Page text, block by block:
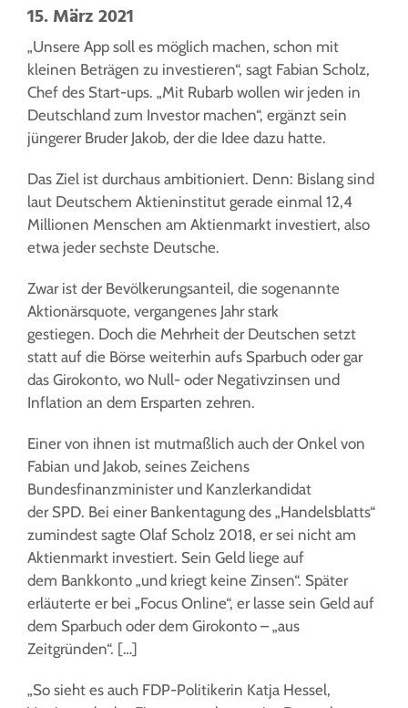
15. März 2021
„Unsere App soll es möglich machen, schon mit
kleinen Beträgen zu investieren“, sagt Fabian Scholz,
Chef des Start-ups. „Mit Rubarb wollen wir jeden in
Deutschland zum Investor machen“, ergänzt sein
jüngerer Bruder Jakob, der die Idee dazu hatte.
Das Ziel ist durchaus ambitioniert. Denn: Bislang sind
laut Deutschem Aktieninstitut gerade einmal 12,4
Millionen Menschen am Aktienmarkt investiert, also
etwa jeder sechste Deutsche.
Zwar ist der Bevölkerungsanteil, die sogenannte
Aktionärsquote, vergangenes Jahr stark
gestiegen. Doch die Mehrheit der Deutschen setzt
statt auf die Börse weiterhin aufs Sparbuch oder gar
das Girokonto, wo Null- oder Negativzinsen und
Inflation an dem Ersparten zehren.
Einer von ihnen ist mutmaßlich auch der Onkel von
Fabian und Jakob, seines Zeichens
Bundesfinanzminister und Kanzlerkandidat
der SPD. Bei einer Bankentagung des „Handelsblatts“
zumindest sagte Olaf Scholz 2018, er sei nicht am
Aktienmarkt investiert. Sein Geld liege auf
dem Bankkonto „und kriegt keine Zinsen“. Später
erläuterte er bei „Focus Online“, er lasse sein Geld auf
dem Sparbuch oder dem Girokonto – „aus
Zeitgründen“. […]
„So sieht es auch FDP-Politikerin Katja Hessel,